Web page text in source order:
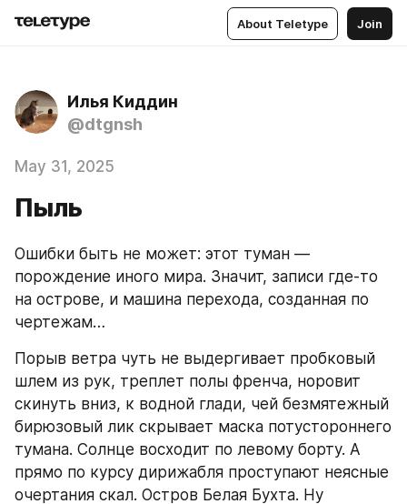
About Teletype Join
Илья Киддин
@dtgnsh
May 31, 2025
Пыль
Ошибки быть не может: этот туман —
порождение иного мира. Значит, записи где-то
на острове, и машина перехода, созданная по
чертежам…
Порыв ветра чуть не выдергивает пробковый
шлем из рук, треплет полы френча, норовит
скинуть вниз, к водной глади, чей безмятежный
бирюзовый лик скрывает маска потустороннего
тумана. Солнце восходит по левому борту. А
прямо по курсу дирижабля проступают неясные
очертания скал. Остров Белая Бухта. Ну